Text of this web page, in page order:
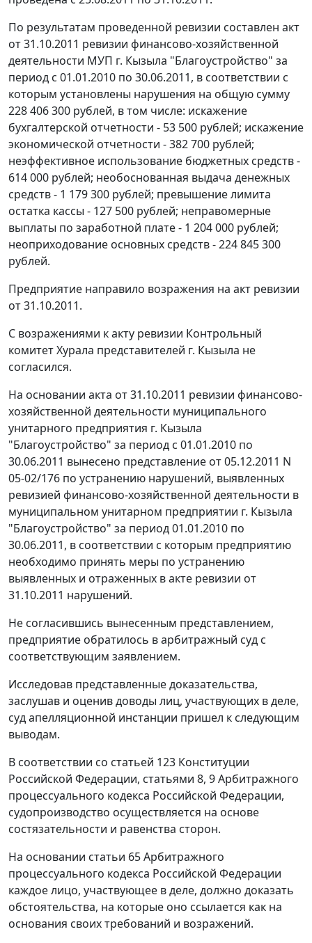
По результатам проведенной ревизии составлен акт
от 31.10.2011 ревизии финансово-хозяйственной
деятельности МУП г. Кызыла "Благоустройство" за
период с 01.01.2010 по 30.06.2011, в соответствии с
которым установлены нарушения на общую сумму
228 406 300 рублей, в том числе: искажение
бухгалтерской отчетности - 53 500 рублей; искажение
экономической отчетности - 382 700 рублей;
неэффективное использование бюджетных средств -
614 000 рублей; необоснованная выдача денежных
средств - 1 179 300 рублей; превышение лимита
остатка кассы - 127 500 рублей; неправомерные
выплаты по заработной плате - 1 204 000 рублей;
неоприходование основных средств - 224 845 300
рублей.
Предприятие направило возражения на акт ревизии
от 31.10.2011.
С возражениями к акту ревизии Контрольный
комитет Хурала представителей г. Кызыла не
согласился.
На основании акта от 31.10.2011 ревизии финансово-
хозяйственной деятельности муниципального
унитарного предприятия г. Кызыла
"Благоустройство" за период с 01.01.2010 по
30.06.2011 вынесено представление от 05.12.2011 N
05-02/176 по устранению нарушений, выявленных
ревизией финансово-хозяйственной деятельности в
муниципальном унитарном предприятии г. Кызыла
"Благоустройство" за период 01.01.2010 по
30.06.2011, в соответствии с которым предприятию
необходимо принять меры по устранению
выявленных и отраженных в акте ревизии от
31.10.2011 нарушений.
Не согласившись вынесенным представлением,
предприятие обратилось в арбитражный суд с
соответствующим заявлением.
Исследовав представленные доказательства,
заслушав и оценив доводы лиц, участвующих в деле,
суд апелляционной инстанции пришел к следующим
выводам.
В соответствии со статьей 123 Конституции
Российской Федерации, статьями 8, 9Арбитражного
процессуального кодекса Российской Федерации,
судопроизводство осуществляется на основе
состязательности и равенства сторон.
На основании статьи 65Арбитражного
процессуального кодекса Российской Федерации
каждое лицо, участвующее в деле, должно доказать
обстоятельства, на которые оно ссылается как на
основания своих требований и возражений.